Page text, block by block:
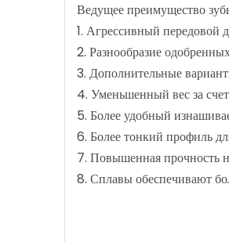
Ведущее преимущество
1. Агрессивный передовой
2. Разнообразие
3. Дополнительные
4. Уменьшенный вес за
5. Более удобный
6. Более тонкий профиль
7. Повышенная прочность
8. Сплавы обеспечивают